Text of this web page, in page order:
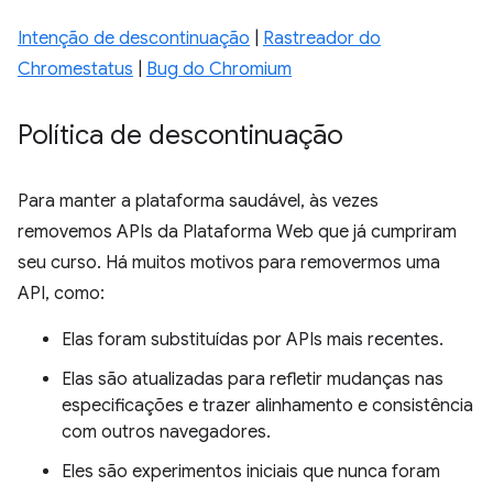
Intenção de descontinuação
Rastreador do
Chromestatus
Bug do Chromium
Política de descontinuação
Para manter a plataforma saudável, às vezes
removemos APIs da Plataforma Web que já cumpriram
seu curso. Há muitos motivos para removermos uma
API, como:
Elas foram substituídas por APIs mais recentes.
Elas são atualizadas para refletir mudanças nas
especificações e trazer alinhamento e consistência
com outros navegadores.
Eles são experimentos iniciais que nunca foram